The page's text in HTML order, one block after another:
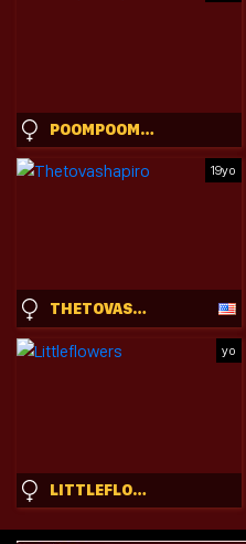
POOMPOOMPEACH_
19yo
THETOVASHAPIRO
yo
LITTLEFLOWERS